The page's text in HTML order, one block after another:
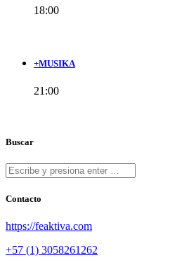
18:00
+MUSIKA
21:00
Buscar
Contacto
https://feaktiva.com
+57 (1) 3058261262